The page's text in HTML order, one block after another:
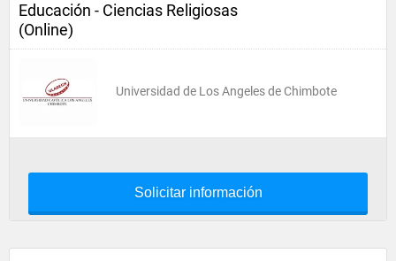
Educación - Ciencias Religiosas
(Online)
Universidad de Los Angeles de Chimbote
Solicitar información